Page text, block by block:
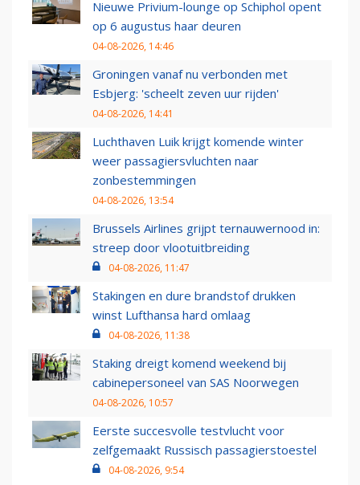
Nieuwe Privium-lounge op Schiphol opent
op 6 augustus haar deuren
04-08-2026, 14:46
Groningen vanaf nu verbonden met
Esbjerg: 'scheelt zeven uur rijden'
04-08-2026, 14:41
Luchthaven Luik krijgt komende winter
weer passagiersvluchten naar
zonbestemmingen
04-08-2026, 13:54
Brussels Airlines grijpt ternauwernood in:
streep door vlootuitbreiding
04-08-2026, 11:47
Stakingen en dure brandstof drukken
winst Lufthansa hard omlaag
04-08-2026, 11:38
Staking dreigt komend weekend bij
cabinepersoneel van SAS Noorwegen
04-08-2026, 10:57
Eerste succesvolle testvlucht voor
zelfgemaakt Russisch passagierstoestel
04-08-2026, 9:54